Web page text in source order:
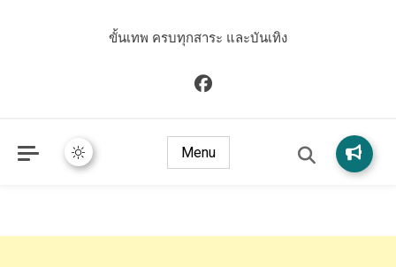
ขั้นเทพ ครบทุกสาระ และบันเทิง
Menu